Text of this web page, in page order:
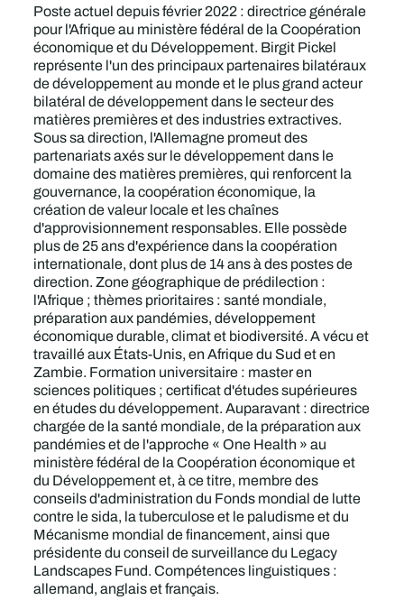
Poste actuel depuis février 2022 : directrice générale
pour l'Afrique au ministère fédéral de la Coopération
économique et du Développement. Birgit Pickel
représente l'un des principaux partenaires bilatéraux
de développement au monde et le plus grand acteur
bilatéral de développement dans le secteur des
matières premières et des industries extractives.
Sous sa direction, l'Allemagne promeut des
partenariats axés sur le développement dans le
domaine des matières premières, qui renforcent la
gouvernance, la coopération économique, la
création de valeur locale et les chaînes
d'approvisionnement responsables. Elle possède
plus de 25 ans d'expérience dans la coopération
internationale, dont plus de 14 ans à des postes de
direction. Zone géographique de prédilection :
l'Afrique ; thèmes prioritaires : santé mondiale,
préparation aux pandémies, développement
économique durable, climat et biodiversité. A vécu et
travaillé aux États-Unis, en Afrique du Sud et en
Zambie. Formation universitaire : master en
sciences politiques ; certificat d'études supérieures
en études du développement. Auparavant : directrice
chargée de la santé mondiale, de la préparation aux
pandémies et de l'approche « One Health » au
ministère fédéral de la Coopération économique et
du Développement et, à ce titre, membre des
conseils d'administration du Fonds mondial de lutte
contre le sida, la tuberculose et le paludisme et du
Mécanisme mondial de financement, ainsi que
présidente du conseil de surveillance du Legacy
Landscapes Fund. Compétences linguistiques :
allemand, anglais et français.